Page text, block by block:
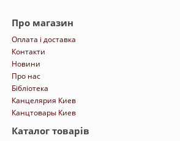
Про магазин
Оплата і доставка
Контакти
Новини
Про нас
Бібліотека
Канцелярия Киев
Канцтовары Киев
Каталог товарів